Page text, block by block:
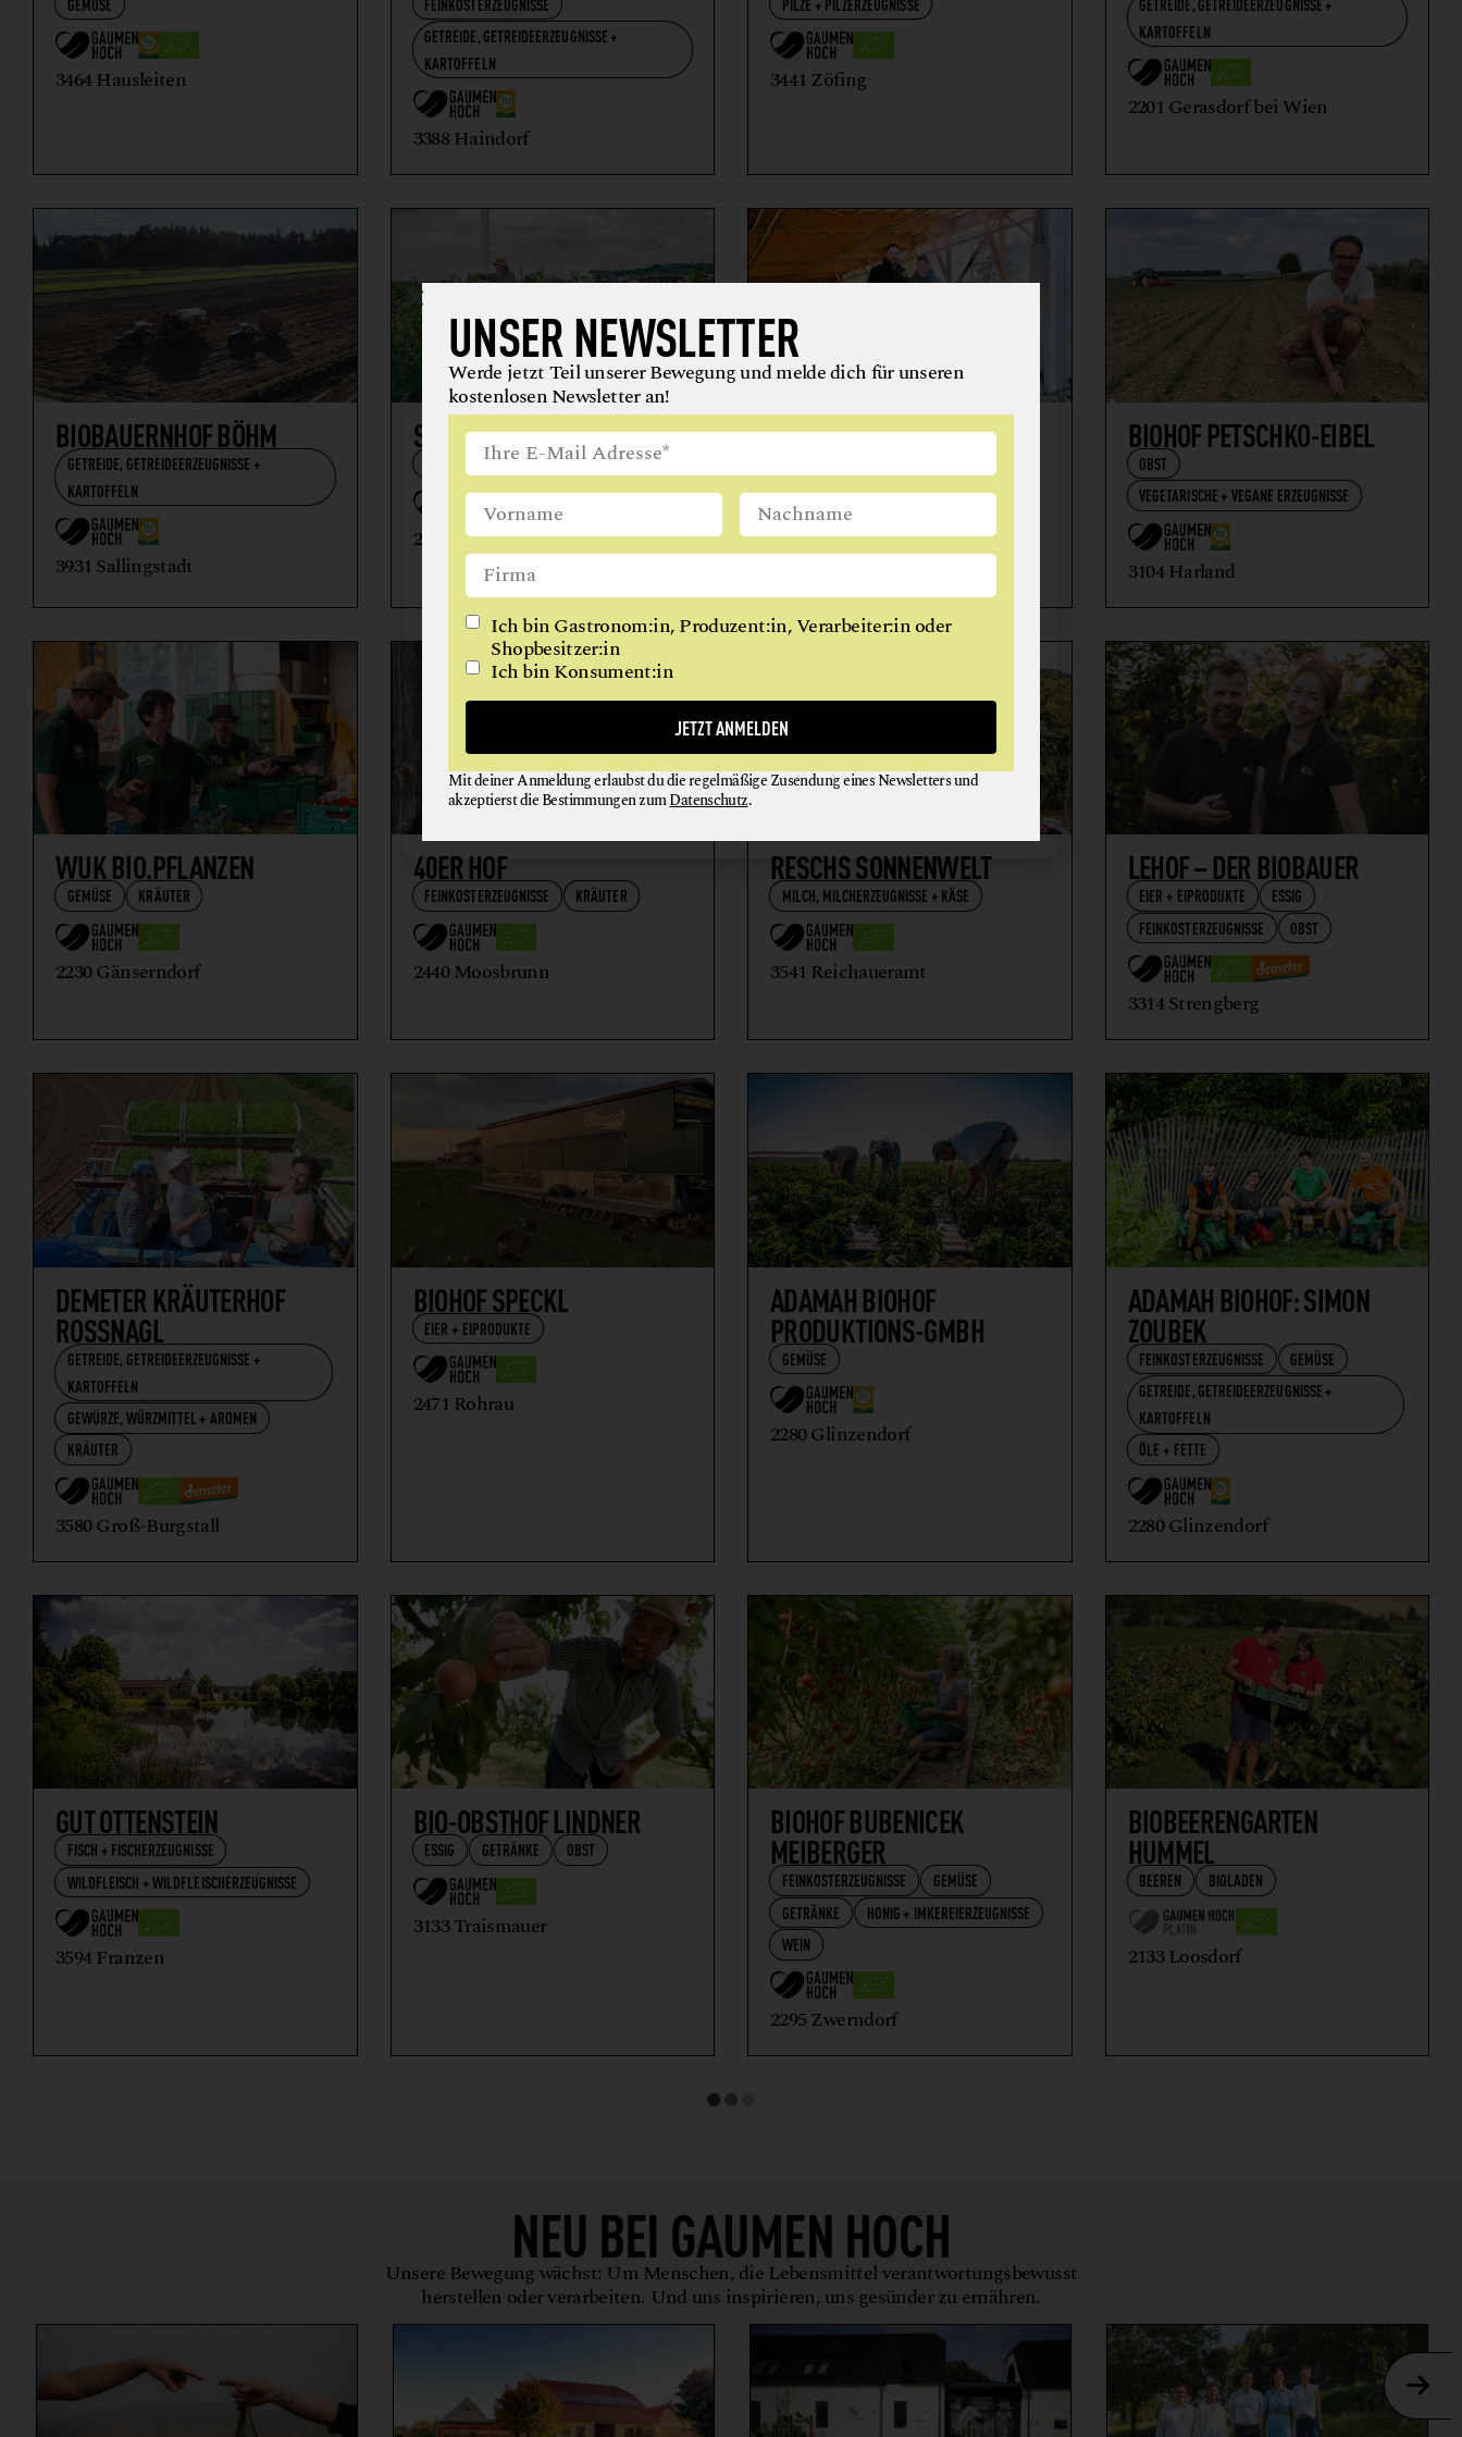
3464 Hausleiten
GETREIDE, GETREIDEERZEUGNISSE +
KARTOFFELN
3388 Haindorf
3441 Zöfing
KARTOFFELN
2201 Gerasdorf bei Wien
BIOBAUERNHOF BÖHM
GETREIDE, GETREIDEERZEUGNISSE +
KARTOFFELN
3931 Sallingstadt
SOLAWI WALDGARTEN
KRÄUTER WEIN
2283 Markgrafneusiedl
WALDVIERTLER BIO
BLONDVIEH RESL
FLEISCH + FLEISCHERZEUGNISSE
BIOHOF PETSCHKO-EIBEL
OBST
VEGETARISCHE + VEGANE ERZEUGNISSE
3104 Harland
WUK BIO.PFLANZEN
GEMÜSE KRÄUTER
2230 Gänserndorf
40ER HOF
FEINKOSTERZEUGNISSE KRÄUTER
2440 Moosbrunn
RESCHS SONNENWELT
MILCH, MILCHERZEUGNISSE + KÄSE
3541 Reichaueramt
LEHOF – DER BIOBAUER
EIER + EIPRODUKTE
ESSIG
FEINKOSTERZEUGNISSE
OBST
3314 Strengberg
DEMETER KRÄUTERHOF
ROSSNAGL
GETREIDE, GETREIDEERZEUGNISSE +
KARTOFFELN
GEWÜRZE, WÜRZMITTEL + AROMEN
KRÄUTER
3580 Groß-Burgstall
BIOHOF SPECKL
EIER + EIPRODUKTE
2471 Rohrau
ADAMAH BIOHOF
PRODUKTIONS-GMBH
GEMÜSE
2280 Glinzendorf
ADAMAH BIOHOF: SIMON
ZOUBEK
FEINKOSTERZEUGNISSE
GEMÜSE
GETREIDE, GETREIDEERZEUGNISSE +
KARTOFFELN
ÖLE + FETTE
2280 Glinzendorf
GUT OTTENSTEIN
FISCH + FISCHERZEUGNISSE
WILDFLEISCH + WILDFLEISCHERZEUGNISSE
3594 Franzen
BIO-OBSTHOF LINDNER
ESSIG GETRÄNKE OBST
3133 Traismauer
BIOHOF BUBENICEK
MEIBERGER
FEINKOSTERZEUGNISSE
GEMÜSE
GETRÄNKE
HONIG + IMKEREIERZEUGNISSE
WEIN
2295 Zwerndorf
BIOBEERENGARTEN
HUMMEL
BEEREN BIOLADEN
2133 Loosdorf
NEU BEI GAUMEN HOCH
Unsere Bewegung wächst: Um Menschen, die Lebensmittel verantwortungsbewusst
herstellen oder verarbeiten. Und uns inspirieren, uns gesünder zu ernähren.
UNSER NEWSLETTER
Werde jetzt Teil unserer Bewegung und melde dich für unseren
kostenlosen Newsletter an!
Ich bin Gastronom:in, Produzent:in, Verarbeiter:in oder
Shopbesitzer:in
Ich bin Konsument:in
JETZT ANMELDEN
Mit deiner Anmeldung erlaubst du die regelmäßige Zusendung eines Newsletters und
akzeptierst die Bestimmungen zumDatenschutz.